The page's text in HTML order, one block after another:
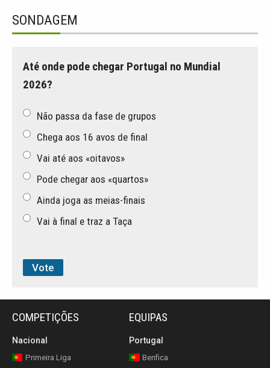
SONDAGEM
Até onde pode chegar Portugal no Mundial
2026?
Não passa da fase de grupos
Chega aos 16 avos de final
Vai até aos «oitavos»
Pode chegar aos «quartos»
Ainda joga as meias-finais
Vai à final e traz a Taça
COMPETIÇÕES
Nacional
Primeira Liga
EQUIPAS
Portugal
Benfica